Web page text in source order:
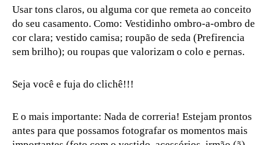
Usar tons claros, ou alguma cor que remeta ao conceito
do seu casamento. Como: Vestidinho ombro-a-ombro de
cor clara; vestido camisa; roupão de seda (Prefirencia
sem brilho); ou roupas que valorizam o colo e pernas.
Seja você e fuja do clichê!!!
E o mais importante: Nada de correria! Estejam prontos
antes para que possamos fotografar os momentos mais